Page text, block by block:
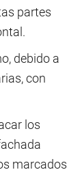
partes
debido a
con
los
marcados